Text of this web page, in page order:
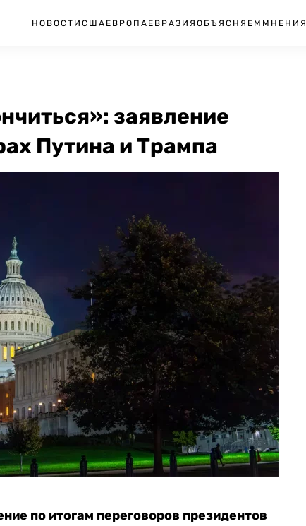
НОВОСТИ США ЕВРОПА ЕВРАЗИЯ ОБЪЯСНЯЕМ МНЕНИЯ
заявление
Путина и Трампа
по итогам переговоров президентов